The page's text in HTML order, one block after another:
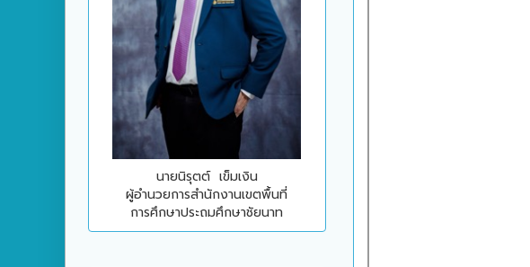
นายนิรุตต์ เข็มเงิน
ผู้อำนวยการสำนักงานเขตพื้นที่
การศึกษาประถมศึกษาชัยนาท